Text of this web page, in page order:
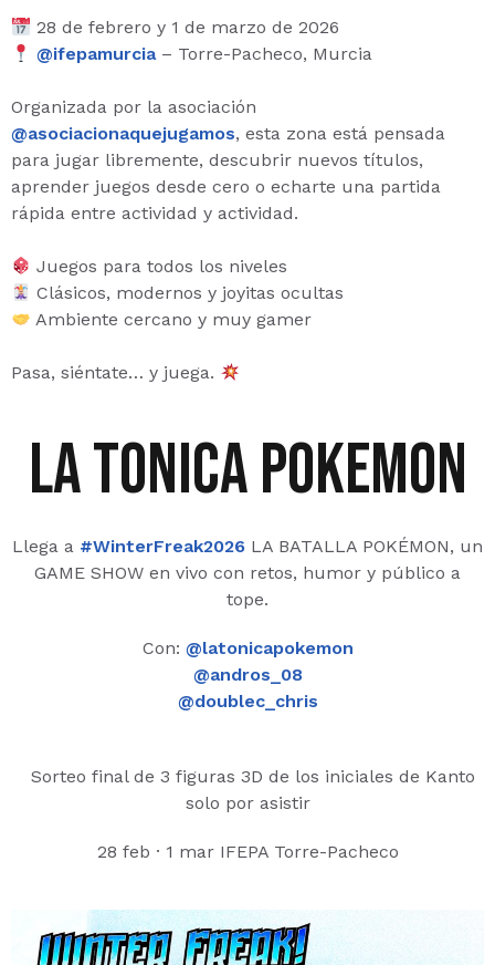
28 de febrero y 1 de marzo de 2026
@ifepamurcia– Torre-Pacheco, Murcia
Organizada por la asociación
@asociacionaquejugamos, esta zona está pensada
para jugar libremente, descubrir nuevos títulos,
aprender juegos desde cero o echarte una partida
rápida entre actividad y actividad.
Juegos para todos los niveles
Clásicos, modernos y joyitas ocultas
Ambiente cercano y muy gamer
Pasa, siéntate… y juega.
la tonica pokemon
Llega a #WinterFreak2026 LA BATALLA POKÉMON, un
GAME SHOW en vivo con retos, humor y público a
tope.
Con: @latonicapokemon
@andros_08
@doublec_chris
Sorteo final de 3 figuras 3D de los iniciales de Kanto
solo por asistir
28 feb · 1 mar IFEPA Torre-Pacheco